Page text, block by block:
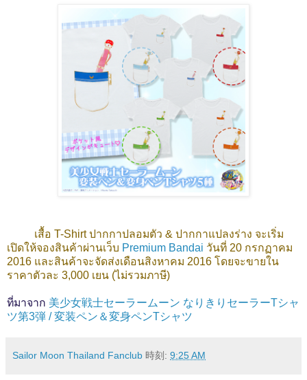
เสื้อ T-Shirt ปากกาปลอมตัว & ปากกาแปลงร่าง จะเริ่ม
เปิดให้จองสินค้าผ่านเว็บ Premium Bandai วันที่ 20 กรกฏาคม
2016 และสินค้าจะจัดส่งเดือนสิงหาคม 2016 โดยจะขายใน
ราคาตัวละ 3,000 เยน (ไม่รวมภาษี)
ที่มาจาก 美少女戦士セーラームーン なりきりセーラーTシャ
ツ第3弾 / 変装ペン＆変身ペンTシャツ
Sailor Moon Thailand Fanclub 時刻: 9:25 AM